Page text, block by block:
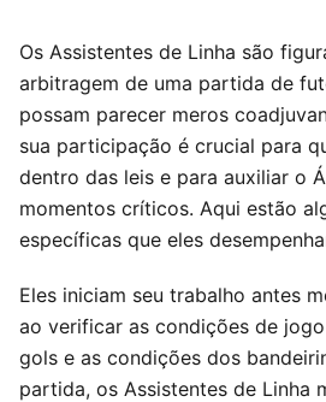
Os Assistentes de Linha são
arbitragem de uma partida de
possam parecer meros
sua participação é crucial para
dentro das leis e para auxiliar o
momentos críticos. Aqui estão
específicas que eles
Eles iniciam seu trabalho antes
ao verificar as condições de
gols e as condições dos
partida, os Assistentes de Linha